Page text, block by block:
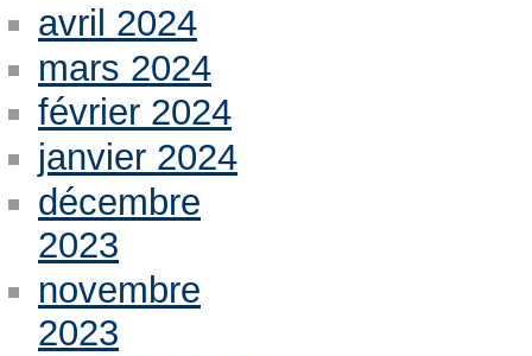
avril 2024
mars 2024
février 2024
janvier 2024
décembre
2023
novembre
2023